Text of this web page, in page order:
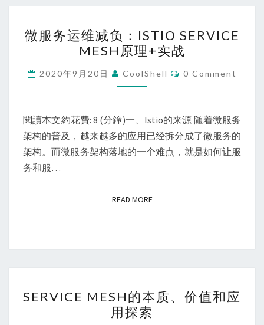
服
务
运
维
负：
ISTIO
SERVICE
理
微服务运维减负：ISTIO SERVICE
MESH原理+实战
2020年9月20日 CoolShell Comments
0 Comment
閱讀本文約花費: 8 (分鐘)一、Istio的来源 随着微服务
架构的普及，越来越多的应用已经拆分成了微服务的
架构。而微服务架构落地的一个难点，就是如何让服
务和服…
READ MOREREAD MORE
MESH
的
SERVICE MESH的本质、价值和应
用探索